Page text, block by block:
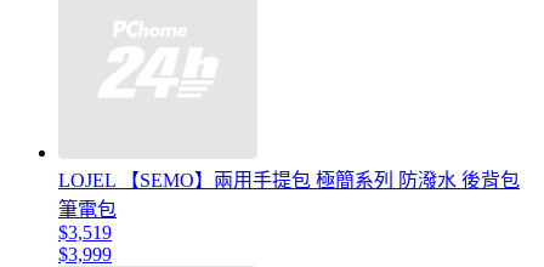
LOJEL 【SEMO】兩用手提包 極簡系列 防潑水 後背包
筆電包
$3,519
$3,999